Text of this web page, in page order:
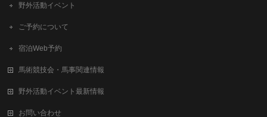
野外活動イベント
ご予約について
宿泊Web予約
馬術競技会・馬事関連情報
野外活動イベント最新情報
お問い合わせ